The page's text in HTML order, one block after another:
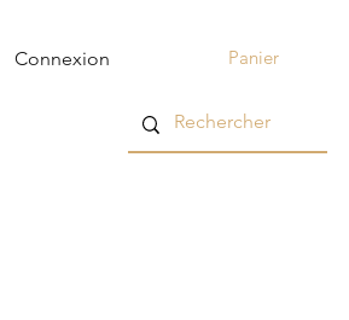
Panier
Connexion